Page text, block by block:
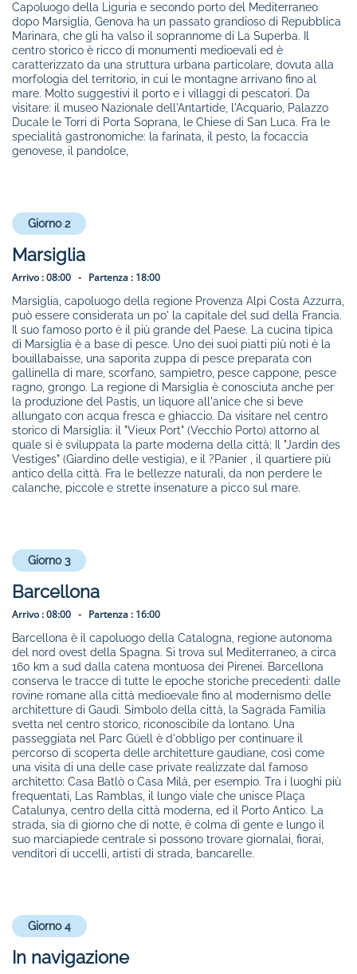
Capoluogo della Liguria e secondo porto del Mediterraneo
dopo Marsiglia, Genova ha un passato grandioso di Repubblica
Marinara, che gli ha valso il soprannome di La Superba. Il
centro storico è ricco di monumenti medioevali ed è
caratterizzato da una struttura urbana particolare, dovuta alla
morfologia del territorio, in cui le montagne arrivano fino al
mare. Molto suggestivi il porto e i villaggi di pescatori. Da
visitare: il museo Nazionale dell'Antartide, l'Acquario, Palazzo
Ducale le Torri di Porta Soprana, le Chiese di San Luca. Fra le
specialità gastronomiche: la farinata, il pesto, la focaccia
genovese, il pandolce,
Giorno 2
Marsiglia
Arrivo :08:00 - Partenza : 18:00
Marsiglia, capoluogo della regione Provenza Alpi Costa Azzurra,
può essere considerata un po' la capitale del sud della Francia.
Il suo famoso porto è il più grande del Paese. La cucina tipica
di Marsiglia è a base di pesce. Uno dei suoi piatti più noti è la
bouillabaisse, una saporita zuppa di pesce preparata con
gallinella di mare, scorfano, sampietro, pesce cappone, pesce
ragno, grongo. La regione di Marsiglia è conosciuta anche per
la produzione del Pastis, un liquore all'anice che si beve
allungato con acqua fresca e ghiaccio. Da visitare nel centro
storico di Marsiglia: il "Vieux Port" (Vecchio Porto) attorno al
quale si è sviluppata la parte moderna della città; Il "Jardin des
Vestiges" (Giardino delle vestigia), e il ?Panier , il quartiere più
antico della città. Fra le bellezze naturali, da non perdere le
calanche, piccole e strette insenature a picco sul mare.
Giorno 3
Barcellona
Arrivo :08:00 - Partenza : 16:00
Barcellona è il capoluogo della Catalogna, regione autonoma
del nord ovest della Spagna. Si trova sul Mediterraneo, a circa
160 km a sud dalla catena montuosa dei Pirenei. Barcellona
conserva le tracce di tutte le epoche storiche precedenti: dalle
rovine romane alla città medioevale fino al modernismo delle
architetture di Gaudì. Simbolo della città, la Sagrada Familia
svetta nel centro storico, riconoscibile da lontano. Una
passeggiata nel Parc Güell è d'obbligo per continuare il
percorso di scoperta delle architetture gaudiane, così come
una visita di una delle case private realizzate dal famoso
architetto: Casa Batlò o Casa Milà, per esempio. Tra i luoghi più
frequentati, Las Ramblas, il lungo viale che unisce Plaça
Catalunya, centro della città moderna, ed il Porto Antico. La
strada, sia di giorno che di notte, è colma di gente e lungo il
suo marciapiede centrale si possono trovare giornalai, fiorai,
venditori di uccelli, artisti di strada, bancarelle.
Giorno 4
In navigazione